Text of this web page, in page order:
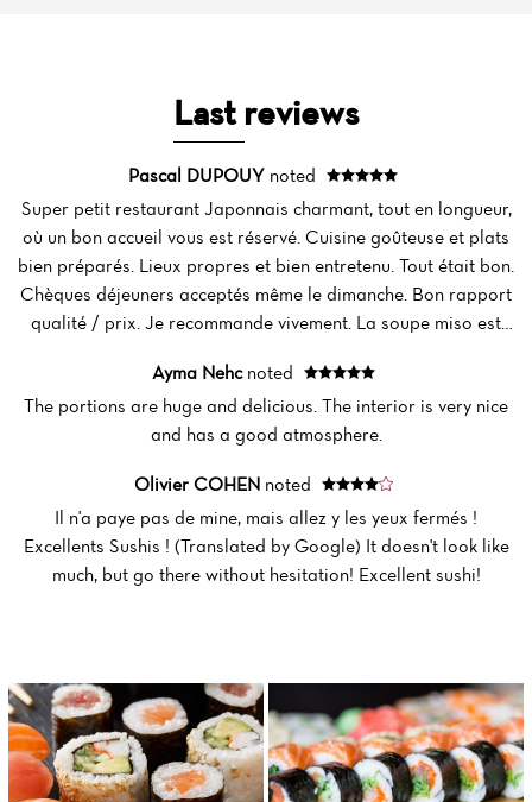
Last reviews
Pascal DUPOUY noted
Super petit restaurant Japonnais charmant, tout en longueur,
où un bon accueil vous est réservé. Cuisine goûteuse et plats
bien préparés. Lieux propres et bien entretenu. Tout était bon.
Chèques déjeuners acceptés même le dimanche. Bon rapport
qualité / prix. Je recommande vivement. La soupe miso est
charming little Japanese restaurant, long and narrow, where
you'll receive a warm welcome. The food is delicious and the
dishes are well-prepared. The place is clean and well-
even on Sundays. Good value for money. I highly recommend
it. The miso soup is a must-try and very good.
Ayma Nehcnoted
The portions are huge and delicious. The interior is very nice
and has a good atmosphere.
Olivier COHENnoted
Il n'a paye pas de mine, mais allez y les yeux fermés !
Excellents Sushis ! (Translated by Google) It doesn't look like
much, but go there without hesitation! Excellent sushi!
Home
News
Menu
Reviews